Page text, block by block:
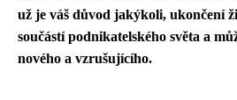
už je váš důvod jakýkoli, ukončení
součástí podnikatelského světa a
nového a vzrušujícího.